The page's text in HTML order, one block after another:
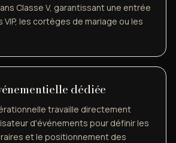
Classe V, garantissant une entrée
les cortèges de mariage ou les
dédiée
travaille directement
d'événements pour définir les
et le positionnement des